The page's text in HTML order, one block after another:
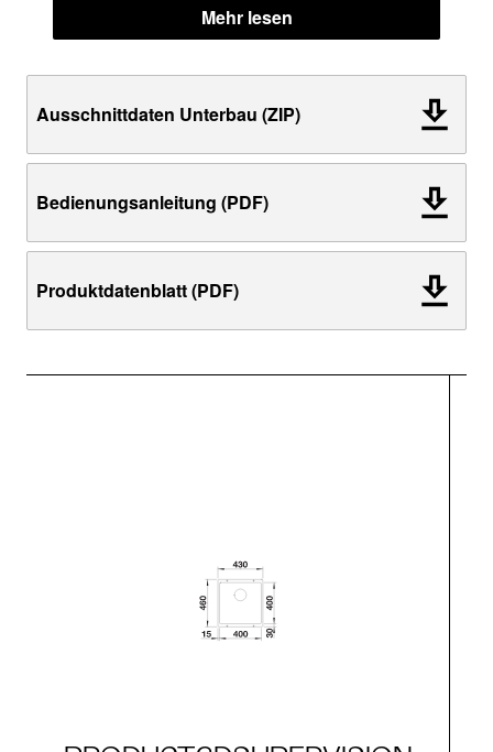
Mehr lesen
Ausschnittdaten Unterbau (ZIP)
Bedienungsanleitung (PDF)
Produktdatenblatt (PDF)